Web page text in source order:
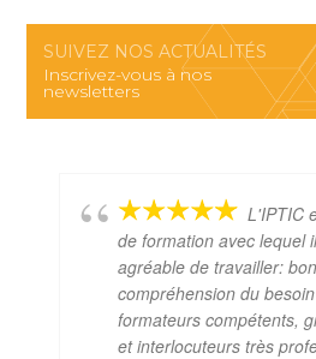
SUIVEZ NOS ACTUALITÉS
Inscrivez-vous à nos
newsletters
L'IPTIC
de formation avec lequel
agréable de travailler:
compréhension du
formateurs compétents,
et interlocuteurs très